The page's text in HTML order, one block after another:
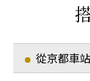
從京都車